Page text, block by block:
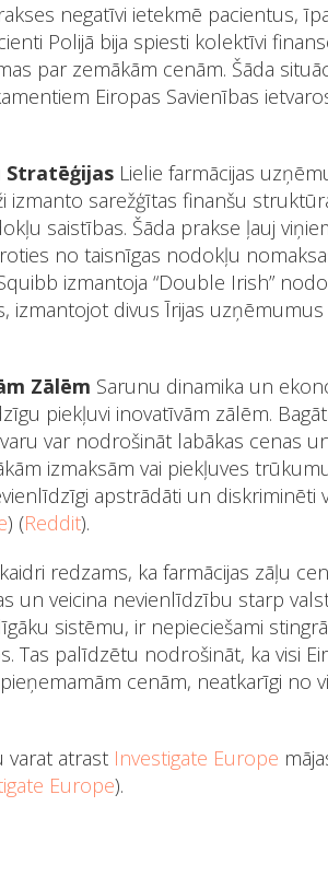
negatīvi ietekmē pacientus,
Polijā bija spiesti kolektīvi
par zemākām cenām. Šāda
Eiropas Savienības
Stratēģijas Lielie farmācijas
izmanto sarežģītas finanšu
saistības. Šāda prakse ļauj
no taisnīgas nodokļu
izmantoja “Double Irish”
izmantojot divus Īrijas
Zālēm Sarunu dinamika un
piekļuvi inovatīvām zālēm.
var nodrošināt labākas cenas
izmaksām vai piekļuves
apstrādāti un diskriminēti
)​​ (Reddit)​.
redzams, ka farmācijas zāļu
un veicina nevienlīdzību starp
sistēmu, ir nepieciešami
Tas palīdzētu nodrošināt, ka visi
cenām, neatkarīgi no
varat atrast Investigate Europe
Europe)​.